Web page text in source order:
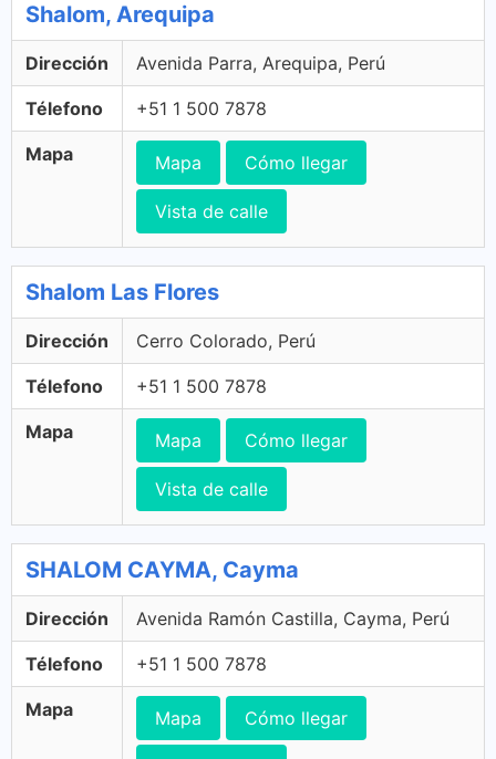
Shalom, Arequipa
Dirección Avenida Parra, Arequipa, Perú
Télefono +51 1 500 7878
Mapa Mapa Cómo llegar
Vista de calle
Shalom Las Flores
Dirección Cerro Colorado, Perú
Télefono +51 1 500 7878
Mapa Mapa Cómo llegar
Vista de calle
SHALOM CAYMA, Cayma
Dirección Avenida Ramón Castilla, Cayma, Perú
Télefono +51 1 500 7878
Mapa Mapa Cómo llegar